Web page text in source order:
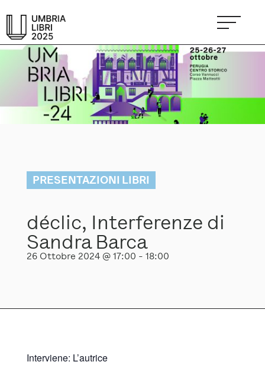
PRESENTAZIONI LIBRI
déclic, Interferenze di
Sandra Barca
26 Ottobre 2024 @ 17:00 - 18:00
Interviene: L’autrice